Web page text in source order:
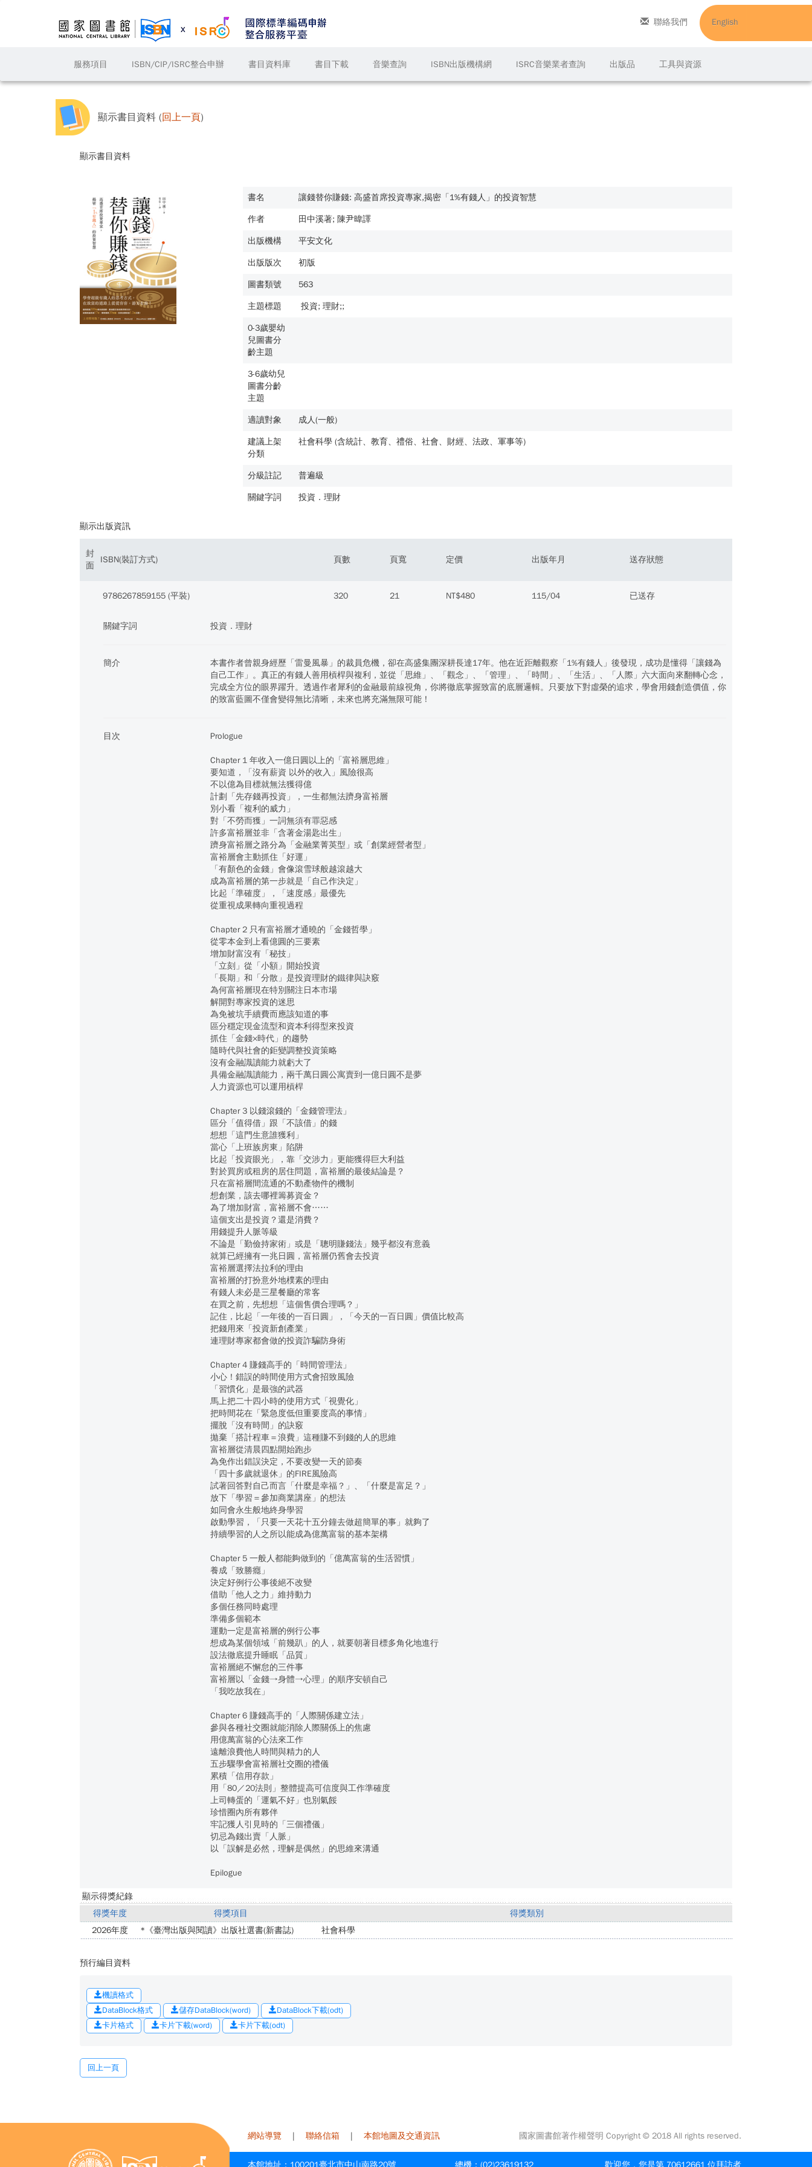
服務項目 ISBN/CIP/ISRC整合申辦 書目資料庫 書目下載 音樂查詢 ISBN出版機構網 ISRC音樂業者查詢 出版品 工具與資源
聯絡我們 English
顯示書目資料 (回上一頁)
顯示書目資料
書名 讓錢替你賺錢: 高盛首席投資專家,揭密「1%有錢人」的投資智慧
作者 田中溪著; 陳尹暐譯
出版機構 平安文化
出版版次 初版
圖書類號 563
主題標題 投資; 理財;;
0-3歲嬰幼
兒圖書分
齡主題
3-6歲幼兒
圖書分齡
主題
適讀對象 成人(一般)
建議上架
分類
社會科學 (含統計、教育、禮俗、社會、財經、法政、軍事等)
分級註記 普遍級
關鍵字詞 投資．理財
顯示出版資訊
封
面
ISBN(裝訂方式) 頁數 頁寬 定價 出版年月 送存狀態
9786267859155 (平裝) 320 21 NT$480 115/04 已送存
關鍵字詞 投資．理財
簡介
本書作者曾親身經歷「雷曼風暴」的裁員危機，卻在高盛集團深耕長達17年。他在近距離觀察「1%有錢人」後發現，成功是懂得「讓錢為
自己工作」。真正的有錢人善用槓桿與複利，並從「思維」、「觀念」、「管理」、「時間」、「生活」、「人際」六大面向來翻轉心念，
完成全方位的眼界躍升。透過作者犀利的金融最前線視角，你將徹底掌握致富的底層邏輯。只要放下對虛榮的追求，學會用錢創造價值，你
的致富藍圖不僅會變得無比清晰，未來也將充滿無限可能！
目次 Prologue
Chapter 1 年收入一億日圓以上的「富裕層思維」
要知道，「沒有薪資 以外的收入」風險很高
不以億為目標就無法獲得億
計劃「先存錢再投資」，一生都無法躋身富裕層
別小看「複利的威力」
對「不勞而獲」一詞無須有罪惡感
許多富裕層並非「含著金湯匙出生」
躋身富裕層之路分為「金融業菁英型」或「創業經營者型」
富裕層會主動抓住「好運」
「有顏色的金錢」會像滾雪球般越滾越大
成為富裕層的第一步就是「自己作決定」
比起「準確度」，「速度感」最優先
從重視成果轉向重視過程
Chapter 2 只有富裕層才通曉的「金錢哲學」
從零本金到上看億圓的三要素
增加財富沒有「秘技」
「立刻」從「小額」開始投資
「長期」和「分散」是投資理財的鐵律與訣竅
為何富裕層現在特別關注日本市場
解開對專家投資的迷思
為免被坑手續費而應該知道的事
區分穩定現金流型和資本利得型來投資
抓住「金錢×時代」的趨勢
隨時代與社會的鉅變調整投資策略
沒有金融識讀能力就虧大了
具備金融識讀能力，兩千萬日圓公寓賣到一億日圓不是夢
人力資源也可以運用槓桿
Chapter 3 以錢滾錢的「金錢管理法」
區分「值得借」跟「不該借」的錢
想想「這門生意誰獲利」
當心「上班族房東」陷阱
比起「投資眼光」，靠「交涉力」更能獲得巨大利益
對於買房或租房的居住問題，富裕層的最後結論是？
只在富裕層間流通的不動產物件的機制
想創業，該去哪裡籌募資金？
為了增加財富，富裕層不會……
這個支出是投資？還是消費？
用錢提升人脈等級
不論是「勤儉持家術」或是「聰明賺錢法」幾乎都沒有意義
就算已經擁有一兆日圓，富裕層仍舊會去投資
富裕層選擇法拉利的理由
富裕層的打扮意外地樸素的理由
有錢人未必是三星餐廳的常客
在買之前，先想想「這個售價合理嗎？」
記住，比起「一年後的一百日圓」，「今天的一百日圓」價值比較高
把錢用來「投資新創產業」
連理財專家都會做的投資詐騙防身術
Chapter 4 賺錢高手的「時間管理法」
小心！錯誤的時間使用方式會招致風險
「習慣化」是最強的武器
馬上把二十四小時的使用方式「視覺化」
把時間花在「緊急度低但重要度高的事情」
擺脫「沒有時間」的訣竅
拋棄「搭計程車＝浪費」這種賺不到錢的人的思維
富裕層從清晨四點開始跑步
為免作出錯誤決定，不要改變一天的節奏
「四十多歲就退休」的FIRE風險高
試著回答對自己而言「什麼是幸福？」、「什麼是富足？」
放下「學習＝參加商業講座」的想法
如同會永生般地終身學習
啟動學習，「只要一天花十五分鐘去做超簡單的事」就夠了
持續學習的人之所以能成為億萬富翁的基本架構
Chapter 5 一般人都能夠做到的「億萬富翁的生活習慣」
養成「致勝癮」
決定好例行公事後絕不改變
借助「他人之力」維持動力
多個任務同時處理
準備多個範本
運動一定是富裕層的例行公事
想成為某個領域「前幾趴」的人，就要朝著目標多角化地進行
設法徹底提升睡眠「品質」
富裕層絕不懈怠的三件事
富裕層以「金錢→身體→心理」的順序安頓自己
「我吃故我在」
Chapter 6 賺錢高手的「人際關係建立法」
參與各種社交圈就能消除人際關係上的焦慮
用億萬富翁的心法來工作
遠離浪費他人時間與精力的人
五步驟學會富裕層社交圈的禮儀
累積「信用存款」
用「80／20法則」整體提高可信度與工作準確度
上司轉蛋的「運氣不好」也別氣餒
珍惜圈內所有夥伴
牢記獲人引見時的「三個禮儀」
切忌為錢出賣「人脈」
以「誤解是必然，理解是偶然」的思維來溝通
Epilogue
顯示得獎紀錄
得獎年度
得獎項目
得獎類別
2026年度
*《臺灣出版與閱讀》出版社選書(新書誌) 社會科學
預行編目資料
機讀格式
DataBlock格式
儲存DataBlock(word)
DataBlock下載(odt)
卡片格式
卡片下載(word) 卡片下載(odt)
回上一頁
網站導覽 | 聯絡信箱| 本館地圖及交通資訊 國家圖書館著作權聲明 Copyright © 2018 All rights reserved.
本館地址：100201臺北市中山南路20號 總機：(02)23619132 歡迎您，您是第 70612661 位拜訪者